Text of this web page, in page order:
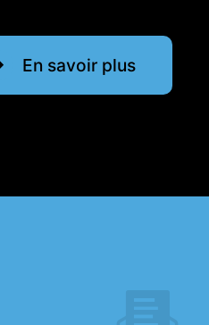
En savoir plus